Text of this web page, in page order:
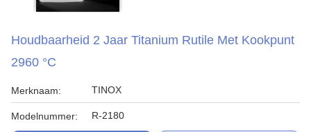
Houdbaarheid 2 Jaar Titanium Rutile Met Kookpunt
2960 °C
Merknaam: TINOX
Modelnummer: R-2180